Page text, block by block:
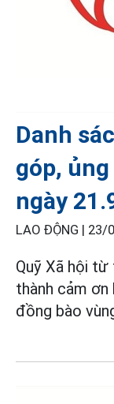
Danh
góp,
ngày
LAO ĐỘNG | 23/
Quỹ Xã hội từ
thành cảm ơn
đồng bào